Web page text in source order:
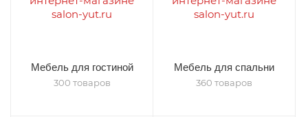
Мебель для гостиной
300 товаров
Мебель для спальни
360 товаров